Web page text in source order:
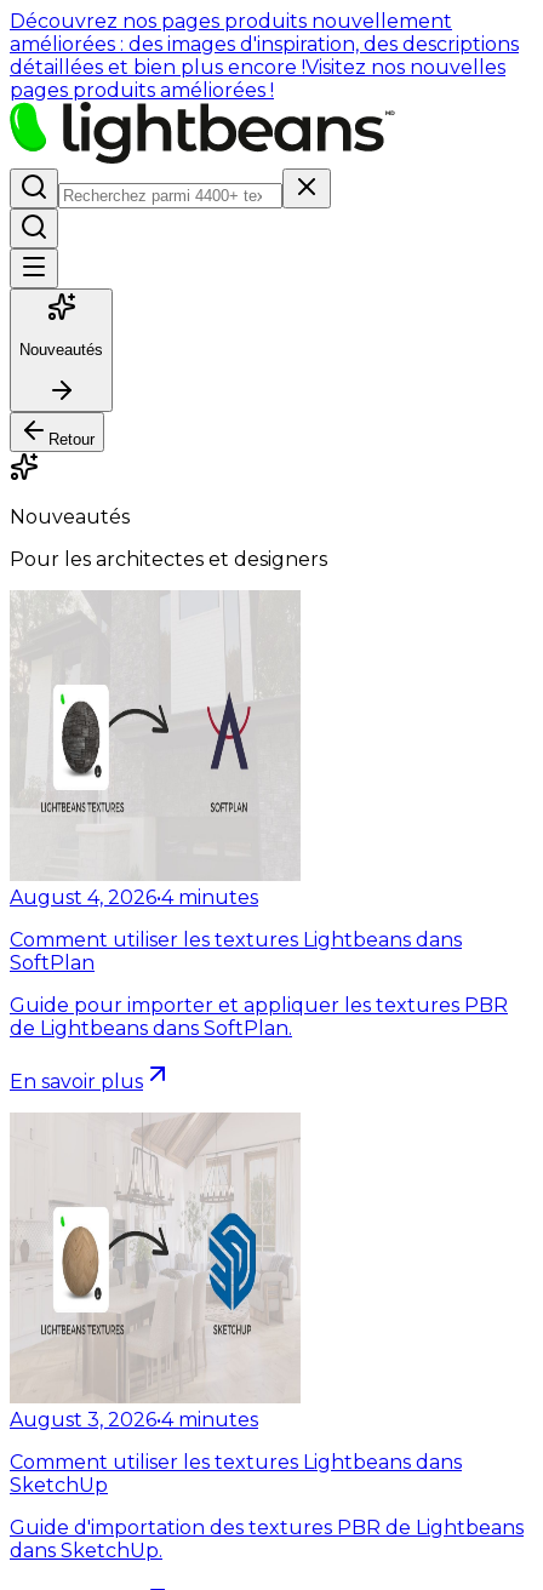
Découvrez nos pages produits nouvellement
améliorées : des images d'inspiration, des descriptions
détaillées et bien plus encore !Visitez nos nouvelles
pages produits améliorées !
Nouveautés
Retour
Nouveautés
Pour les architectes et designers
August 4, 2026•4 minutes
Comment utiliser les textures Lightbeans dans
SoftPlan
Guide pour importer et appliquer les textures PBR
de Lightbeans dans SoftPlan.
En savoir plus
August 3, 2026•4 minutes
Comment utiliser les textures Lightbeans dans
SketchUp
Guide d'importation des textures PBR de Lightbeans
dans SketchUp.